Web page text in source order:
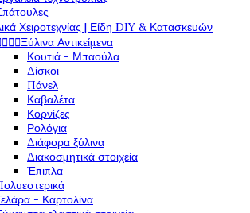
Χειροτεχνίας | Είδη DIY & Κατασκευών
  Ξύλινα Αντικείμενα
Κουτιά - Μπαούλα
Δίσκοι
Πάνελ
Καβαλέτα
Κορνίζες
Ρολόγια
Διάφορα ξύλινα
Διακοσμητικά στοιχεία
Έπιπλα
- Καρτολίνα